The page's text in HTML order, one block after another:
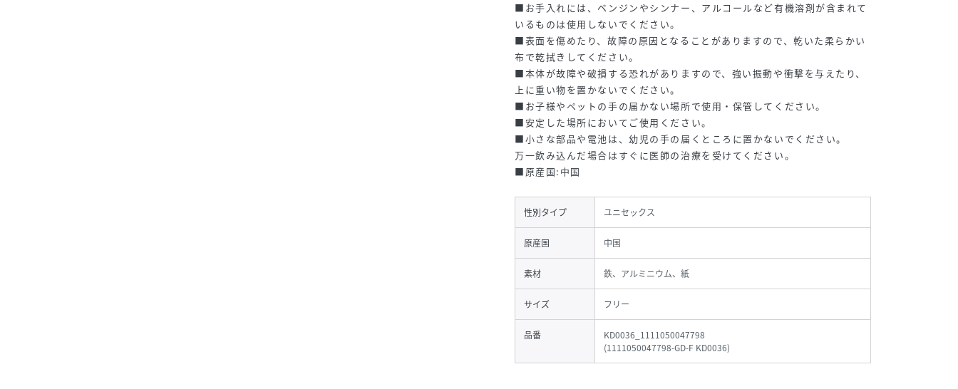
■お手入れには、ベンジンやシンナー、アルコールなど有機溶剤が含まれて
いるものは使用しないでください。
■表面を傷めたり、故障の原因となることがありますので、乾いた柔らかい
布で乾拭きしてください。
■本体が故障や破損する恐れがありますので、強い振動や衝撃を与えたり、
上に重い物を置かないでください。
■お子様やペットの手の届かない場所で使用・保管してください。
■安定した場所においてご使用ください。
■小さな部品や電池は、幼児の手の届くところに置かないでください。
万一飲み込んだ場合はすぐに医師の治療を受けてください。
■原産国:中国
性別タイプ ユニセックス
原産国 中国
素材 鉄、アルミニウム、紙
サイズ フリー
品番
KD0036_1111050047798
(1111050047798-GD-F KD0036)